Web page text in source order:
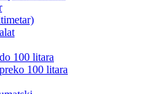
100 litara
100 litara